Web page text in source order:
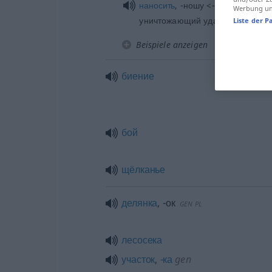
наносить, -ношу <-нести> кому-
уничтожающий удар
Beispiele anzeigen
биение
бой
щёлканье
делянка, -ок GEN PL
лесосека
участок, -ка gen
Werbung
Liste der